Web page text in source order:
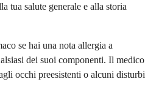
tua salute generale e alla storia
se hai una nota allergia a
dei suoi componenti. Il medico
occhi preesistenti o alcuni disturbi